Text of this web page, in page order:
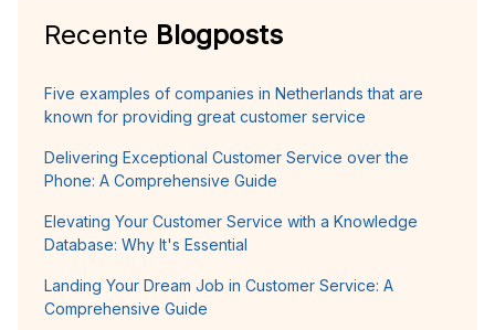
Recente Blogposts
Five examples of companies in Netherlands that are
known for providing great customer service
Delivering Exceptional Customer Service over the
Phone: A Comprehensive Guide
Elevating Your Customer Service with a Knowledge
Database: Why It's Essential
Landing Your Dream Job in Customer Service: A
Comprehensive Guide